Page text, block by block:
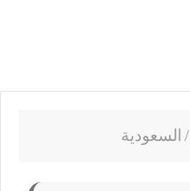
/ السعودية